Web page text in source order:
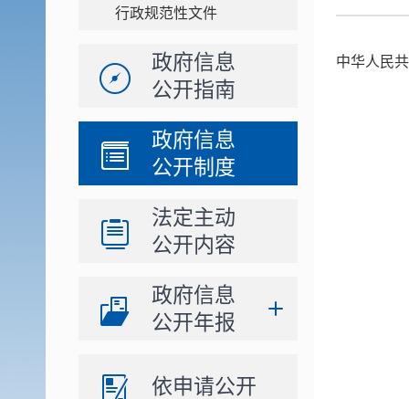
行政规范性文件
政府信息
公开指南
政府信息
公开制度
法定主动
公开内容
政府信息
公开年报
依申请公开
中华人民